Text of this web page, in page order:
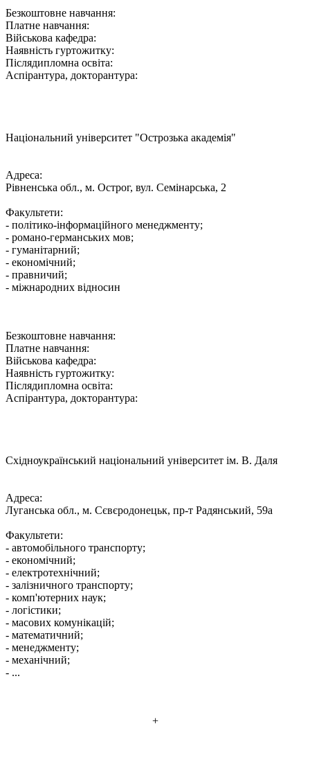
Безкоштовне навчання:
Платне навчання:
Військова кафедра:
Наявність гуртожитку:
Післядипломна освіта:
Аспірантура, докторантура:
Національний університет "Острозька академія"
Адреса:
Рівненська обл., м. Острог, вул. Семінарська, 2
Факультети:
- політико-інформаційного менеджменту;
- романо-германських мов;
- гуманітарний;
- економічний;
- правничий;
- міжнародних відносин
Безкоштовне навчання:
Платне навчання:
Військова кафедра:
Наявність гуртожитку:
Післядипломна освіта:
Аспірантура, докторантура:
Східноукраїнський національний університет ім. В. Даля
Адреса:
Луганська обл., м. Сєвєродонецьк, пр-т Радянський, 59а
Факультети:
- автомобільного транспорту;
- економічний;
- електротехнічний;
- залізничного транспорту;
- комп'ютерних наук;
- логістики;
- масових комунікацій;
- математичний;
- менеджменту;
- механічний;
- ...
+